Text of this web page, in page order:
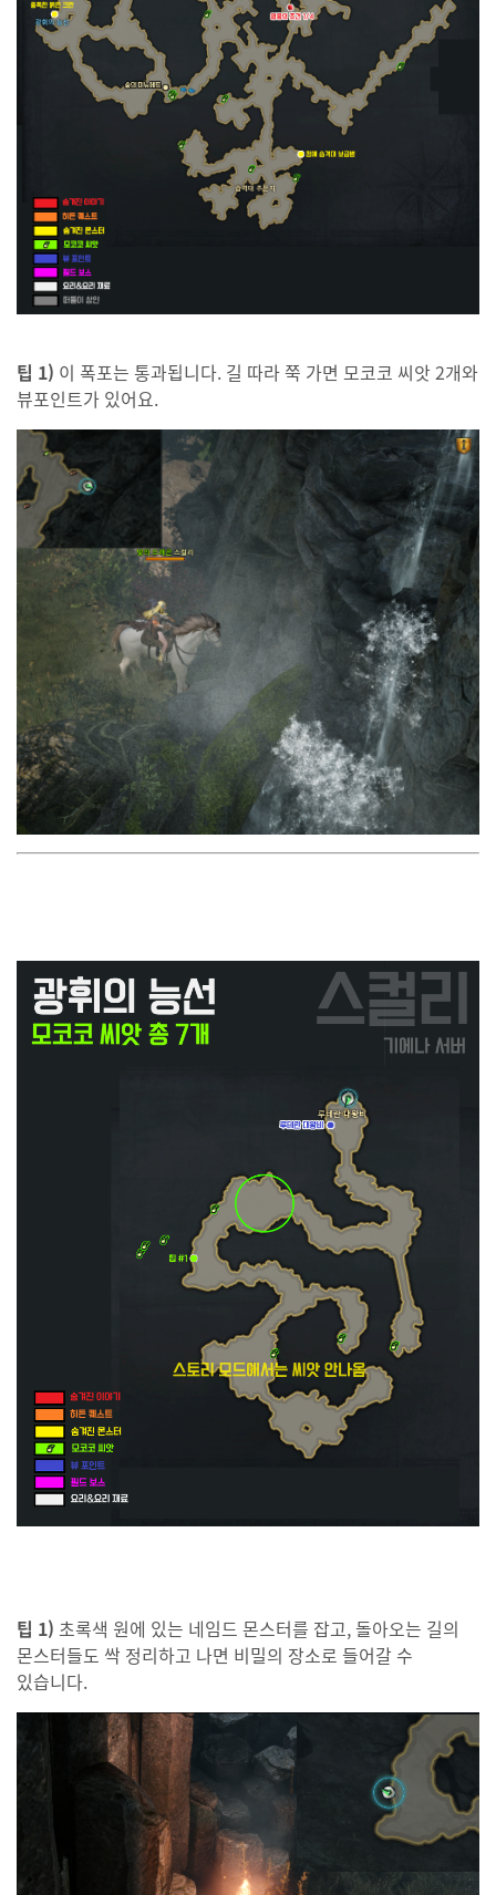
팁 1) 이 폭포는 통과됩니다. 길 따라 쭉 가면 모코코 씨앗 2개와
뷰포인트가 있어요.
팁 1) 초록색 원에 있는 네임드 몬스터를 잡고, 돌아오는 길의
몬스터들도 싹 정리하고 나면 비밀의 장소로 들어갈 수
있습니다.